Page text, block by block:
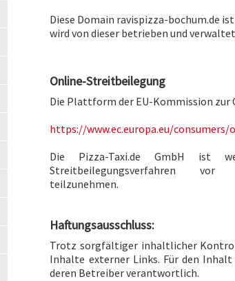
Diese Domain ravispizza-bochum.de
wird von dieser betrieben und
Online-Streitbeilegung
Die Plattform der EU-Kommission
https://www.ec.europa.eu/consumers/
Die Pizza-Taxi.de GmbH ist
Streitbeilegungsverfahren vor
teilzunehmen.
Haftungsausschluss:
Trotz sorgfältiger inhaltlicher
Inhalte externer Links. Für den
deren Betreiber verantwortlich.